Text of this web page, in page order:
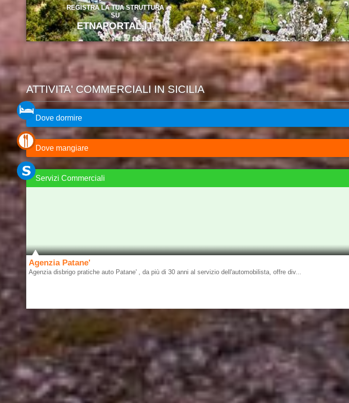
REGISTRA LA TUA STRUTTURA
SU
ETNAPORTAL.IT
ATTIVITA' COMMERCIALI IN SICILIA
Dove dormire
Dove mangiare
Servizi Commerciali
Agenzia Patane'
Agenzia disbrigo pratiche auto Patane' , da più di 30 anni al servizio dell'automobilista, offre div...